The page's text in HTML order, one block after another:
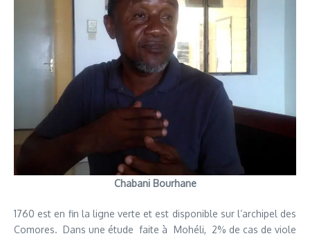
Chabani Bourhane
1760 est en fin la ligne verte et est disponible sur l’archipel des
Comores. Dans une étude faite à Mohéli, 2% de cas de viole